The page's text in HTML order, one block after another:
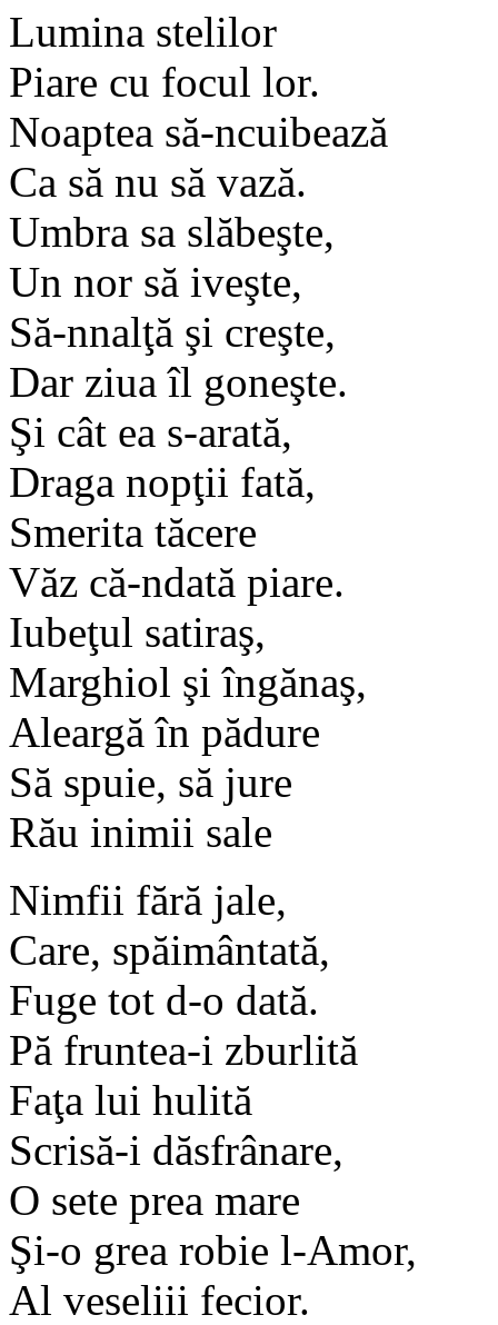
Lumina stelilor
Piare cu focul lor.
Noaptea să-ncuibează
Ca să nu să vază.
Umbra sa slăbeşte,
Un nor să iveşte,
Să-nnalţă şi creşte,
Dar ziua îl goneşte.
Şi cât ea s-arată,
Draga nopţii fată,
Smerita tăcere
Văz că-ndată piare.
Iubeţul satiraş,
Marghiol şi îngănaş,
Aleargă în pădure
Să spuie, să jure
Rău inimii sale
Nimfii fără jale,
Care, spăimântată,
Fuge tot d-o dată.
Pă fruntea-i zburlită
Faţa lui hulită
Scrisă-i dăsfrânare,
O sete prea mare
Şi-o grea robie l-Amor,
Al veseliii fecior.